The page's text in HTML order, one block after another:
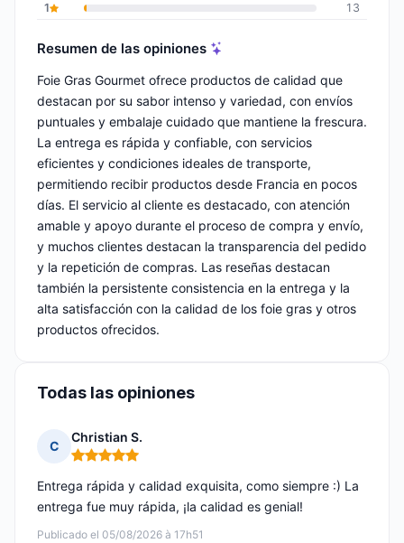
1
13
Resumen de las opiniones
Foie Gras Gourmet ofrece productos de calidad que
destacan por su sabor intenso y variedad, con envíos
puntuales y embalaje cuidado que mantiene la frescura.
La entrega es rápida y confiable, con servicios
eficientes y condiciones ideales de transporte,
permitiendo recibir productos desde Francia en pocos
días. El servicio al cliente es destacado, con atención
amable y apoyo durante el proceso de compra y envío,
y muchos clientes destacan la transparencia del pedido
y la repetición de compras. Las reseñas destacan
también la persistente consistencia en la entrega y la
alta satisfacción con la calidad de los foie gras y otros
productos ofrecidos.
Todas las opiniones
C
Christian S.
Nota: 5 de 5
Publicado el 05/08/2026 à 17h51
Entrega rápida y calidad exquisita, como siempre :) La
entrega fue muy rápida, ¡la calidad es genial!